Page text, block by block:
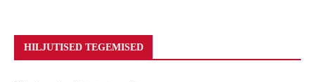
HILJUTISED TEGEMISED